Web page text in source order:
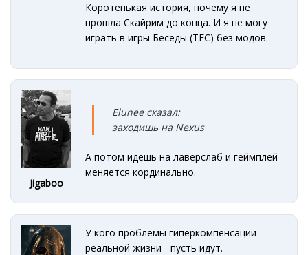
Коротенькая история, почему я не
прошла Скайрим до конца. И я не могу
играть в игры Беседы (ТЕС) без модов.
Jigaboo
Elunee сказал:
заходишь на Nexus
А потом идешь на лаверслаб и геймплей
меняется кординально.
У кого проблемы гиперкомпенсации
реальной жизни - пусть идут.